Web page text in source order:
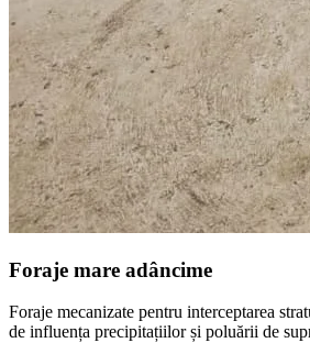
Foraje mare adâncime
Foraje mecanizate pentru interceptarea
de influența precipitațiilor și poluării de